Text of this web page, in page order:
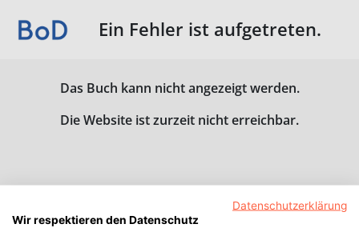
Ein Fehler ist aufgetreten.
Das Buch kann nicht angezeigt werden.
Die Website ist zurzeit nicht erreichbar.
Datenschutzerklärung
Wir respektieren den Datenschutz